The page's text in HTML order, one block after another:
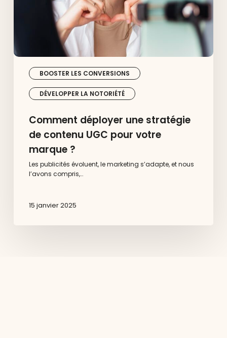
BOOSTER LES CONVERSIONS
DÉVELOPPER LA NOTORIÉTÉ
Comment déployer une stratégie
de contenu UGC pour votre
marque ?
Les publicités évoluent, le marketing s’adapte, et nous
l’avons compris,…
15 janvier 2025